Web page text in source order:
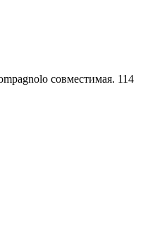
совместимая. 114